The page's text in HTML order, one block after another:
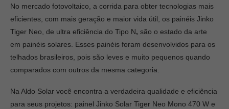
No mercado fotovoltaico, a corrida para obter tecnologias mais
eficientes, com mais geração e maior vida útil, os painéis Jinko
Tiger Neo, de ultra eficiência do Tipo N, são o estado da arte
em painéis solares. Esses painéis foram desenvolvidos para os
telhados brasileiros, pois são leves e muito pequenos quando
comparados com outros da mesma categoria.
Na Aldo Solar você encontra a verdadeira qualidade e eficiência
para seus projetos: painel Jinko Solar Tiger Neo Mono 470 W e